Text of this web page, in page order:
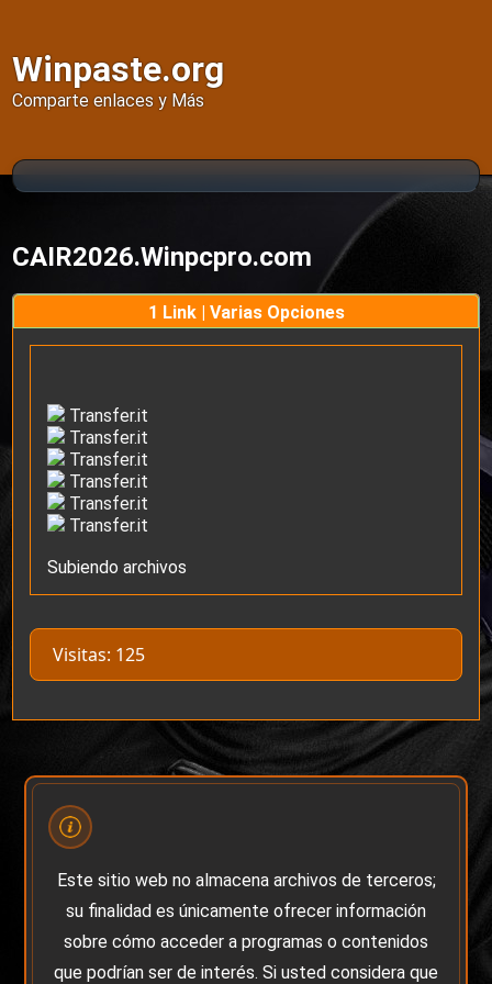
Winpaste.org
Comparte enlaces y Más
CAIR2026.Winpcpro.com
1 Link | Varias Opciones
Transfer.it
Transfer.it
Transfer.it
Transfer.it
Transfer.it
Transfer.it
Subiendo archivos
Visitas: 125
Este sitio web no almacena archivos de terceros;
su finalidad es únicamente ofrecer información
sobre cómo acceder a programas o contenidos
que podrían ser de interés. Si usted considera que